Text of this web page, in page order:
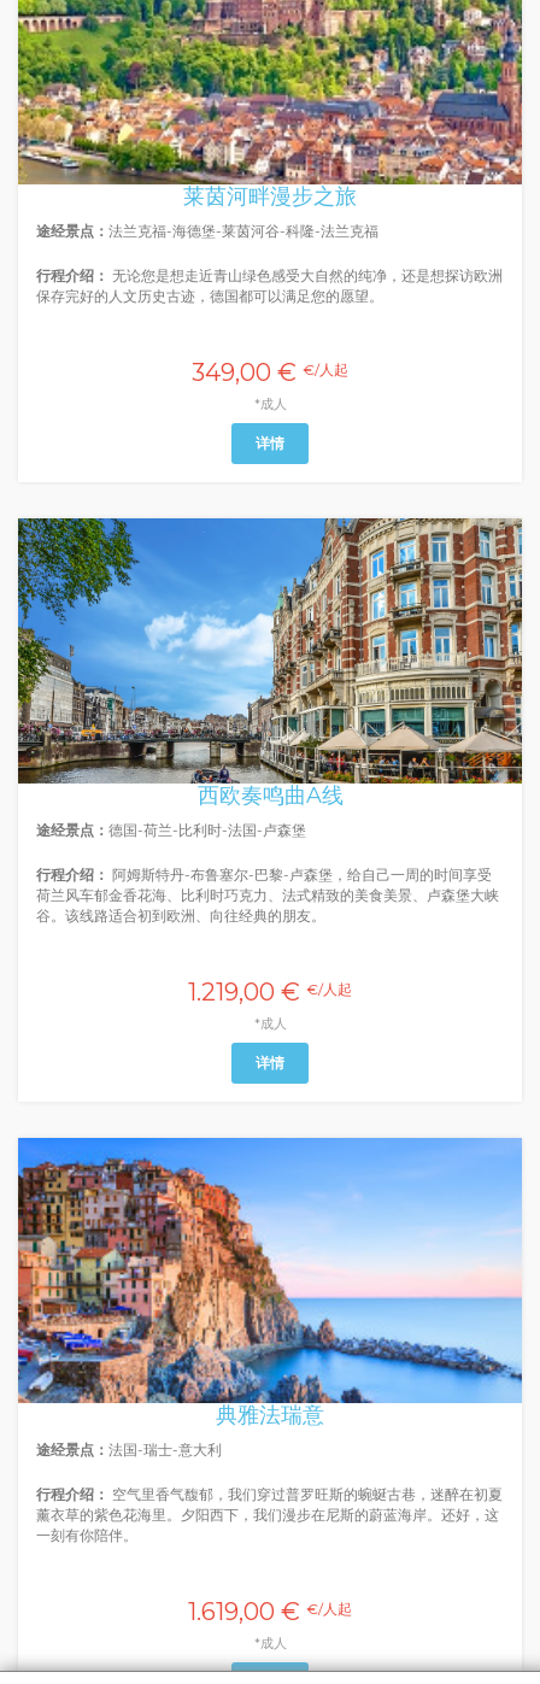
莱茵河畔漫步之旅
途经景点： 法兰克福-海德堡-莱茵河谷-科隆-法兰克福
行程介绍： 无论您是想走近青山绿色感受大自然的纯净，还是想探访欧洲
保存完好的人文历史古迹，德国都可以满足您的愿望。
349,00 € €/人起
*成人
详情
西欧奏鸣曲A线
途经景点： 德国-荷兰-比利时-法国-卢森堡
行程介绍： 阿姆斯特丹-布鲁塞尔-巴黎-卢森堡，给自己一周的时间享受
荷兰风车郁金香花海、比利时巧克力、法式精致的美食美景、卢森堡大峡
谷。该线路适合初到欧洲、向往经典的朋友。
1.219,00 € €/人起
*成人
详情
典雅法瑞意
途经景点： 法国-瑞士-意大利
行程介绍： 空气里香气馥郁，我们穿过普罗旺斯的蜿蜒古巷，迷醉在初夏
薰衣草的紫色花海里。夕阳西下，我们漫步在尼斯的蔚蓝海岸。还好，这
一刻有你陪伴。
1.619,00 € €/人起
*成人